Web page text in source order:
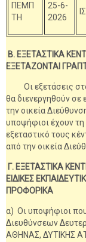
ΠΕΜΠ
ΤΗ
25-6-
2026
Β. ΕΞΕΤΑΣΤΙΚΑ
ΕΞΕΤΑΖΟΝΤΑΙ
Οι εξετάσεις στο
θα διενεργηθούν σε
την οικεία
υποψήφιοι έχουν τη
εξεταστικό τους
από την οικεία
Γ. ΕΞΕΤΑΣΤΙΚΑ
ΕΙΔΙΚΕΣ
ΠΡΟΦΟΡΙΚΑ
α) Οι υποψήφιοι
Διευθύνσεων
ΑΘΗΝΑΣ, ΔΥΤΙΚΗΣ